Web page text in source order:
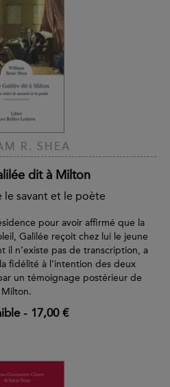
R. SHEA
dit à Milton
le savant et le poète
pour avoir affirmé que la
Galilée reçoit chez lui le jeune
il n’existe pas de transcription, a
fidélité à l’intention des deux
un témoignage postérieur de
Milton.
- 17,00 €